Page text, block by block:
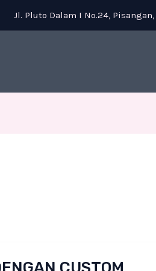
Jl. Pluto Dalam I No.24,